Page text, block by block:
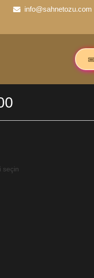
info@sahnetozu.com
seçin